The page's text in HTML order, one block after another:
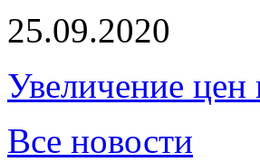
25.09.2020
Увеличение
Все новости